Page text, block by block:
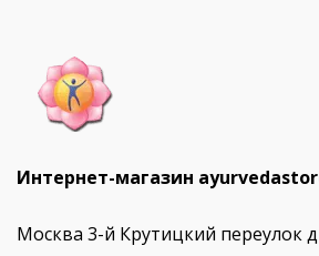
Интернет-магазин
Москва 3-й Крутицкий переулок